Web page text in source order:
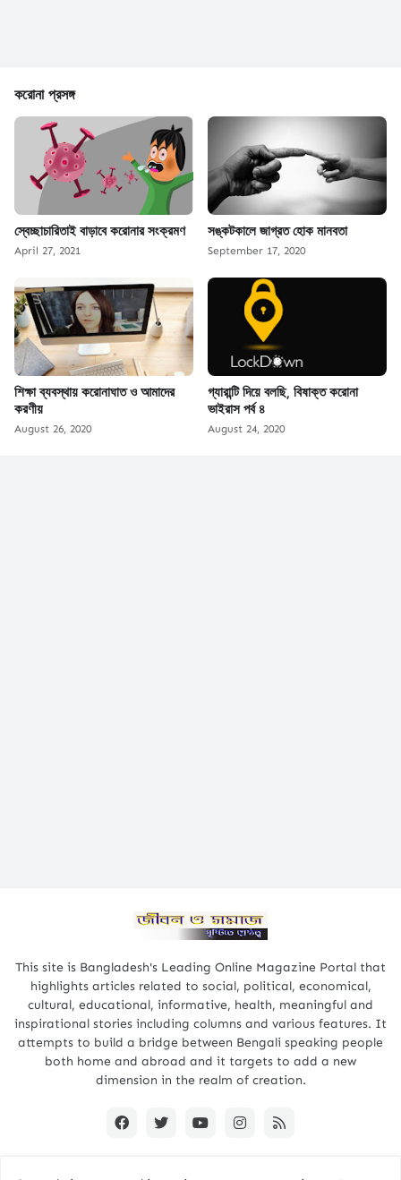
করোনা প্রসঙ্গ
স্বেচ্ছাচারিতাই বাড়াবে করোনার সংক্রমণ
April 27, 2021
সঙ্কটকালে জাগ্রত হোক মানবতা
September 17, 2020
শিক্ষা ব্যবস্থায় করোনাঘাত ও আমাদের
করণীয়
August 26, 2020
গ্যারান্টি দিয়ে বলছি, বিষাক্ত করোনা
ভাইরাস পর্ব ৪
August 24, 2020
This site is Bangladesh's Leading Online Magazine Portal that
highlights articles related to social, political, economical,
cultural, educational, informative, health, meaningful and
inspirational stories including columns and various features. It
attempts to build a bridge between Bengali speaking people
both home and abroad and it targets to add a new
dimension in the realm of creation.